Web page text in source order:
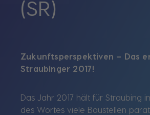
(SR)
Zukunftsperspektiven – Das
Straubinger 2017!
Das Jahr 2017 hält für Straubing
des Wortes viele Baustellen